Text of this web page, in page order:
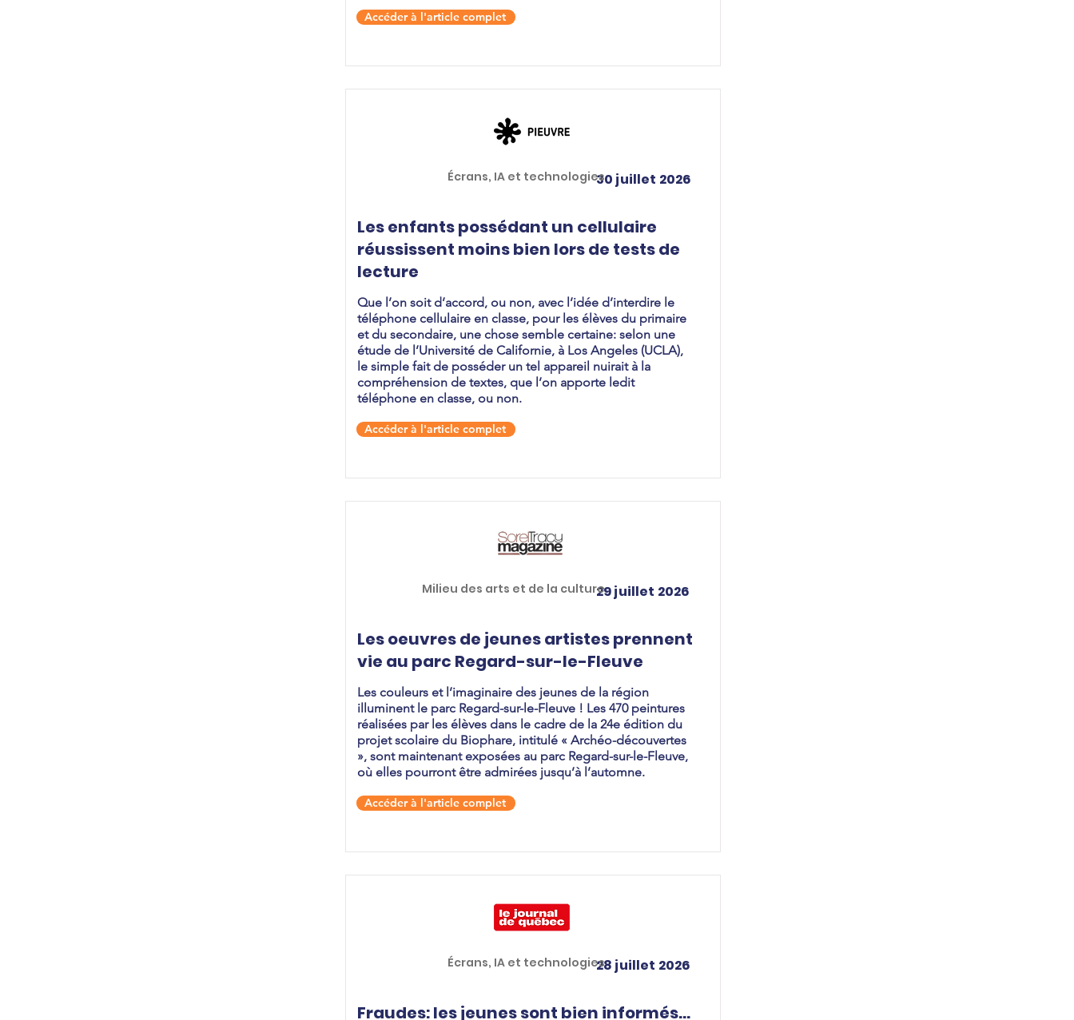
Accéder à l'article complet
30 juillet 2026
Écrans, IA et technologies
Les enfants possédant un cellulaire
réussissent moins bien lors de tests de
lecture
Que l’on soit d’accord, ou non, avec l’idée d’interdire le
téléphone cellulaire en classe, pour les élèves du primaire
et du secondaire, une chose semble certaine: selon une
étude de l’Université de Californie, à Los Angeles (UCLA),
le simple fait de posséder un tel appareil nuirait à la
compréhension de textes, que l’on apporte ledit
téléphone en classe, ou non.
Accéder à l'article complet
29 juillet 2026
Milieu des arts et de la culture
Les oeuvres de jeunes artistes prennent
vie au parc Regard-sur-le-Fleuve
Les couleurs et l’imaginaire des jeunes de la région
illuminent le parc Regard-sur-le-Fleuve ! Les 470 peintures
réalisées par les élèves dans le cadre de la 24e édition du
projet scolaire du Biophare, intitulé « Archéo-découvertes
», sont maintenant exposées au parc Regard-sur-le-Fleuve,
où elles pourront être admirées jusqu’à l’automne.
Accéder à l'article complet
28 juillet 2026
Écrans, IA et technologies
Fraudes: les jeunes sont bien informés...